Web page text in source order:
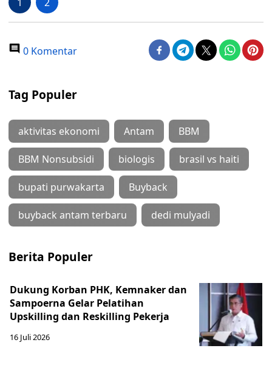
0 Komentar
Tag Populer
aktivitas ekonomi Antam BBM
BBM Nonsubsidi biologis brasil vs haiti
bupati purwakarta Buyback
buyback antam terbaru dedi mulyadi
Berita Populer
Dukung Korban PHK, Kemnaker dan
Sampoerna Gelar Pelatihan
Upskilling dan Reskilling Pekerja
16 Juli 2026